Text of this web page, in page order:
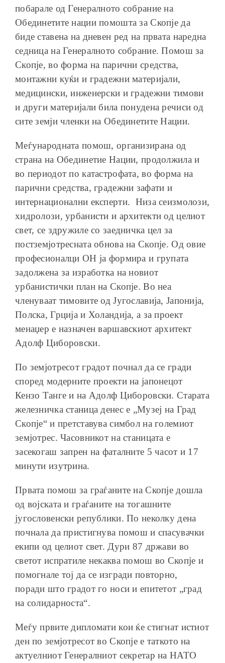
побарале од Генералното собрание на
Обединетите нации помошта за Скопје да
биде ставена на дневен ред на првата наредна
седница на Генералното собрание. Помош за
Скопје, во форма на парични средства,
монтажни куќи и градежни материјали,
медицински, инженерски и градежни тимови
и други материјали била понудена речиси од
сите земји членки на Обединетите Нации.
Меѓународната помош, организирана од
страна на Обединетие Нации, продолжила и
во периодот по катастрофата, во форма на
парични средства, градежни зафати и
интернационални експерти. Низа сеизмолози,
хидролози, урбанисти и архитекти од целиот
свет, се здружиле со заедничка цел за
постземјотресната обнова на Скопје. Од овие
професионалци ОН ја формира и групата
задолжена за изработка на новиот
урбанистички план на Скопје. Во неа
членуваат тимовите од Југославија, Јапонија,
Полска, Грција и Холандија, а за проект
менаџер е назначен варшавскиот архитект
Адолф Циборовски.
По земјотресот градот почнал да се гради
според модерните проекти на јапонецот
Кензо Танге и на Адолф Циборовски. Старата
железничка станица денес е „Музеј на Град
Скопје“ и претставува симбол на големиот
земјотрес. Часовникот на станицата е
засекогаш запрен на фаталните 5 часот и 17
минути изутрина.
Првата помош за граѓаните на Скопје дошла
од војската и граѓаните на тогашните
југословенски републики. По неколку дена
почнала да пристигнува помош и спасувачки
екипи од целиот свет. Дури 87 држави во
светот испратиле некаква помош во Скопје и
помогнале тој да се изгради повторно,
поради што градот го носи и епитетот „град
на солидарноста“.
Меѓу првите дипломати кои ќе стигнат истиот
ден по земјотресот во Скопје е таткото на
актуелниот Генералниот секретар на НАТО